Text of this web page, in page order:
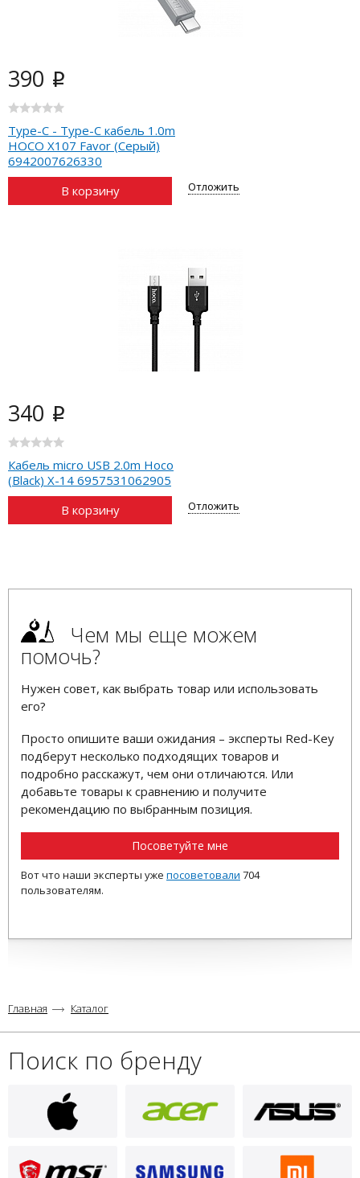
390 i
Type-C - Type-C кабель 1.0m
HOCO X107 Favor (Серый)
6942007626330
В корзину
Отложить
340 i
Кабель micro USB 2.0m Hoco
(Black) X-14 6957531062905
В корзину
Отложить
Чем мы еще можем
помочь?
Нужен совет, как выбрать товар или использовать
его?
Просто опишите ваши ожидания – эксперты Red-Key
подберут несколько подходящих товаров и
подробно расскажут, чем они отличаются. Или
добавьте товары к сравнению и получите
рекомендацию по выбранным позиция.
Посоветуйте мне
Вот что наши эксперты уже посоветовали 704
пользователям.
Главная Каталог
Поиск по бренду